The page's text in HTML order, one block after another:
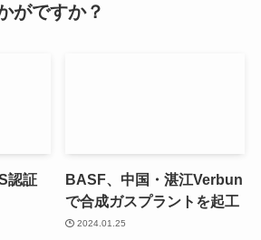
がですか？
認証
BASF、中国・湛江Verbun
で合成ガスプラントを起工
2024.01.25